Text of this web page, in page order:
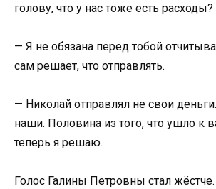
голову, что у нас тоже есть расходы?
— Я не обязана перед тобой
сам решает, что отправлять.
— Николай отправлял не свои
наши. Половина из того, что ушло к
теперь я решаю.
Голос Галины Петровны стал жёстче.